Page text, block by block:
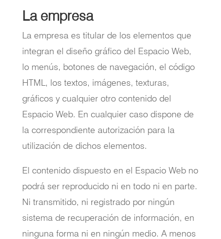
La empresa
La empresa es titular de los elementos que
integran el diseño gráfico del Espacio Web,
lo menús, botones de navegación, el código
HTML, los textos, imágenes, texturas,
gráficos y cualquier otro contenido del
Espacio Web. En cualquier caso dispone de
la correspondiente autorización para la
utilización de dichos elementos.
El contenido dispuesto en el Espacio Web no
podrá ser reproducido ni en todo ni en parte.
Ni transmitido, ni registrado por ningún
sistema de recuperación de información, en
ninguna forma ni en ningún medio. A menos